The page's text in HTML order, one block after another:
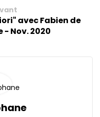
avec Fabien de
- Nov. 2020